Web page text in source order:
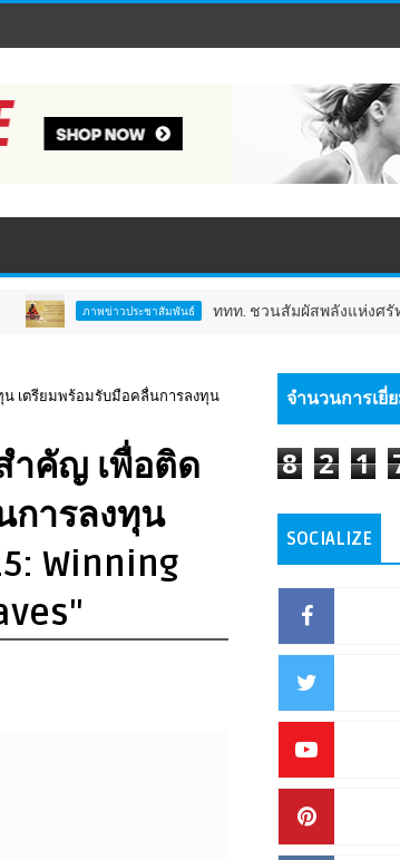
ภาพข่าวประชาสัมพันธ์ ททท. ชวนสัมผัสพลังแห่งศรัทธา ร่วมง
เตรียมพร้อมรับมือคลื่นการลงทุน
ำคัญ เพื่อติด
การลงทุน
Winning
จำนวนการเยี่
8 2 1
SOCIALIZE